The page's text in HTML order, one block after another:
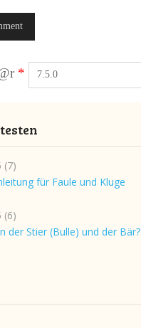
*
(7)
für Faule und Kluge
(6)
der Stier (Bulle) und der Bär?